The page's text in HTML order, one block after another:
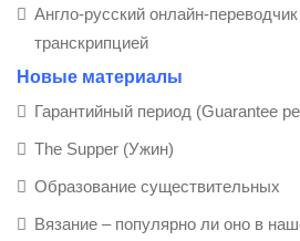
Англо-русский онлайн-
транскрипцией
Новые материалы
Гарантийный период (Guarantee
The Supper (Ужин)
Образование существительных
Вязание – популярно ли оно в